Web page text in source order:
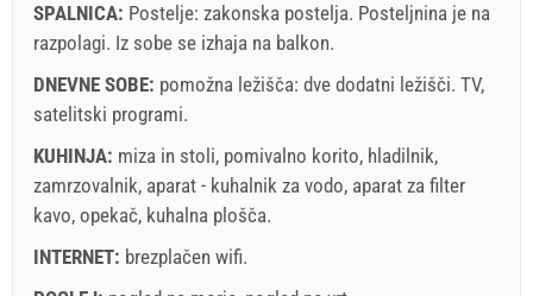
SPALNICA: Postelje: zakonska postelja. Posteljnina je na
razpolagi. Iz sobe se izhaja na balkon.
DNEVNE SOBE: pomožna ležišča: dve dodatni ležišči. TV,
satelitski programi.
KUHINJA: miza in stoli, pomivalno korito, hladilnik,
zamrzovalnik, aparat - kuhalnik za vodo, aparat za filter
kavo, opekač, kuhalna plošča.
INTERNET: brezplačen wifi.